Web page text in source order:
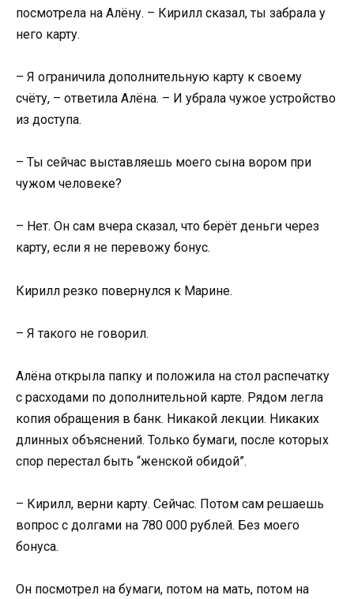
посмотрела на Алёну. – Кирилл сказал, ты забрала у
него карту.
– Я ограничила дополнительную карту к своему
счёту, – ответила Алёна. – И убрала чужое устройство
из доступа.
– Ты сейчас выставляешь моего сына вором при
чужом человеке?
– Нет. Он сам вчера сказал, что берёт деньги через
карту, если я не перевожу бонус.
Кирилл резко повернулся к Марине.
– Я такого не говорил.
Алёна открыла папку и положила на стол распечатку
с расходами по дополнительной карте. Рядом легла
копия обращения в банк. Никакой лекции. Никаких
длинных объяснений. Только бумаги, после которых
спор перестал быть “женской обидой”.
– Кирилл, верни карту. Сейчас. Потом сам решаешь
вопрос с долгами на 780 000 рублей. Без моего
бонуса.
Он посмотрел на бумаги, потом на мать, потом на